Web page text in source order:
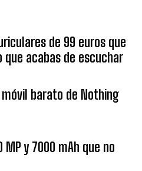
de 99 euros que
acabas de escuchar
barato de Nothing
y 7000 mAh que no